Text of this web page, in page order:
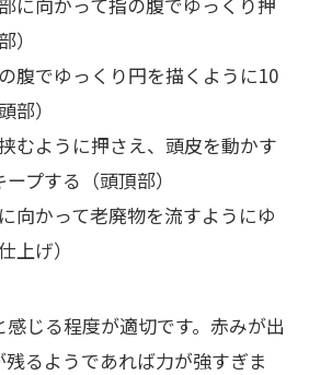
）
腹でゆっくり円を描くように10
部）
むように押さえ、頭皮を動かす
プする（頭頂部）
向かって老廃物を流すようにゆ
上げ）
感じる程度が適切です。赤みが出
るようであれば力が強すぎま